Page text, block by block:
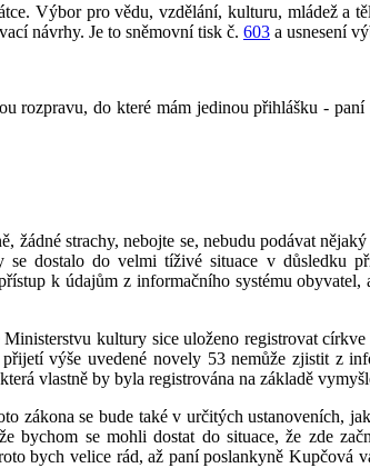
Výbor pro vědu, vzdělání, kulturu, mládež a
návrhy. Je to sněmovní tisk č. 603 a usnesení
rozpravu, do které mám jedinou přihlášku -
žádné strachy, nebojte se, nebudu podávat
dostalo do velmi tíživé situace v důsledku
k údajům z informačního systému
kultury sice uloženo registrovat
výše uvedené novely 53 nemůže zjistit z
vlastně by byla registrována na základě
zákona se bude také v určitých ustanoveních,
bychom se mohli dostat do situace, že zde
bych velice rád, až paní poslankyně Kupčová